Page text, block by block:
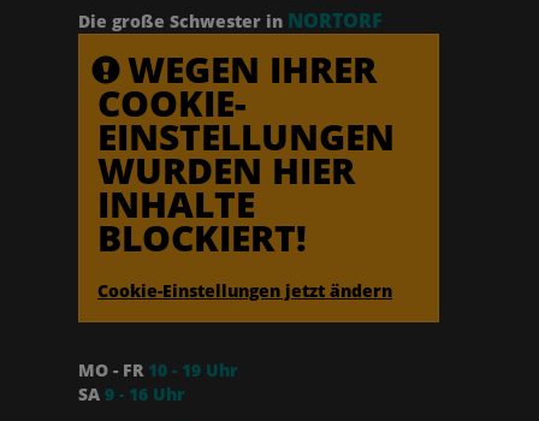
Die große Schwester in NORTORF
WEGEN IHRER
COOKIE-
EINSTELLUNGEN
WURDEN HIER
INHALTE
BLOCKIERT!
Cookie-Einstellungen jetzt ändern
MO - FR 10 - 19 Uhr
SA 9 - 16 Uhr